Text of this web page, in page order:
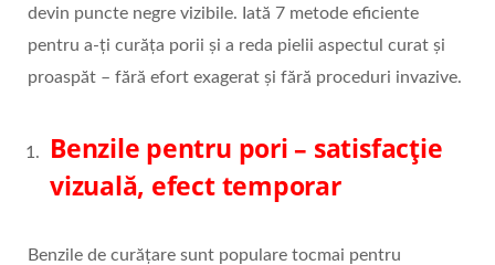
devin puncte negre vizibile. Iată 7 metode eficiente
pentru a-ți curăța porii și a reda pielii aspectul curat și
proaspăt – fără efort exagerat și fără proceduri invazive.
Benzile pentru pori – satisfacție
vizuală, efect temporar
Benzile de curățare sunt populare tocmai pentru